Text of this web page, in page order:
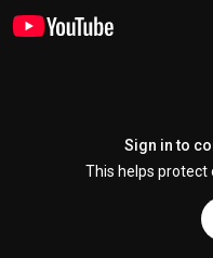
Sign in to
This helps protect